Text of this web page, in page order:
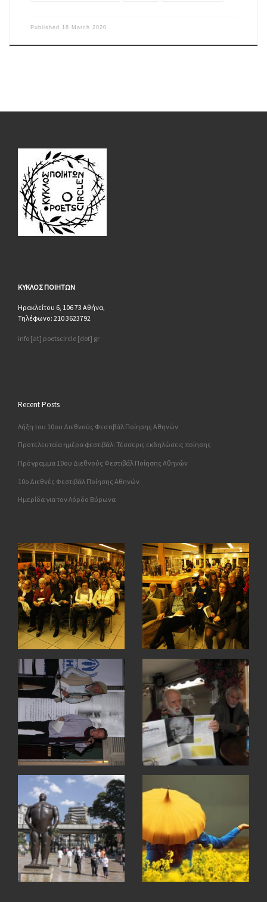
Published 18 March 2020
ΚΥΚΛΟΣ ΠΟΙΗΤΩΝ
Ηρακλείτου 6, 106 73 Αθήνα,
Τηλέφωνο: 210 3623792
info [at] poetscircle [dot] gr
Recent Posts
Λήξη του 10ου Διεθνούς Φεστιβάλ Ποίησης Αθηνών
Προτελευταία ημέρα φεστιβάλ: Τέσσερις εκδηλώσεις ποίησης
Πρόγραμμα 10ου Διεθνούς Φεστιβάλ Ποίησης Αθηνών
10o Διεθνές Φεστιβάλ Ποίησης Αθηνών
Ημερίδα για τον Λόρδο Βύρωνα